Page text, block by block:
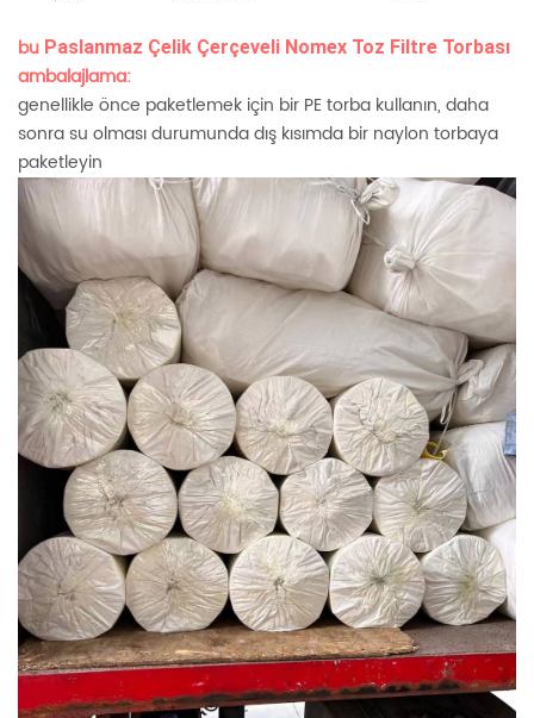
bu Paslanmaz Çelik Çerçeveli Nomex Toz Filtre Torbası
ambalajlama:
genellikle önce paketlemek için bir PE torba kullanın, daha
sonra su olması durumunda dış kısımda bir naylon torbaya
paketleyin